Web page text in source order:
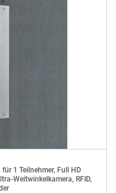
1 Teilnehmer, Full HD
Weitwinkelkamera, RFID,